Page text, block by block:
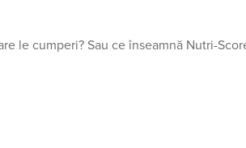
le cumperi? Sau ce înseamnă Nutri-